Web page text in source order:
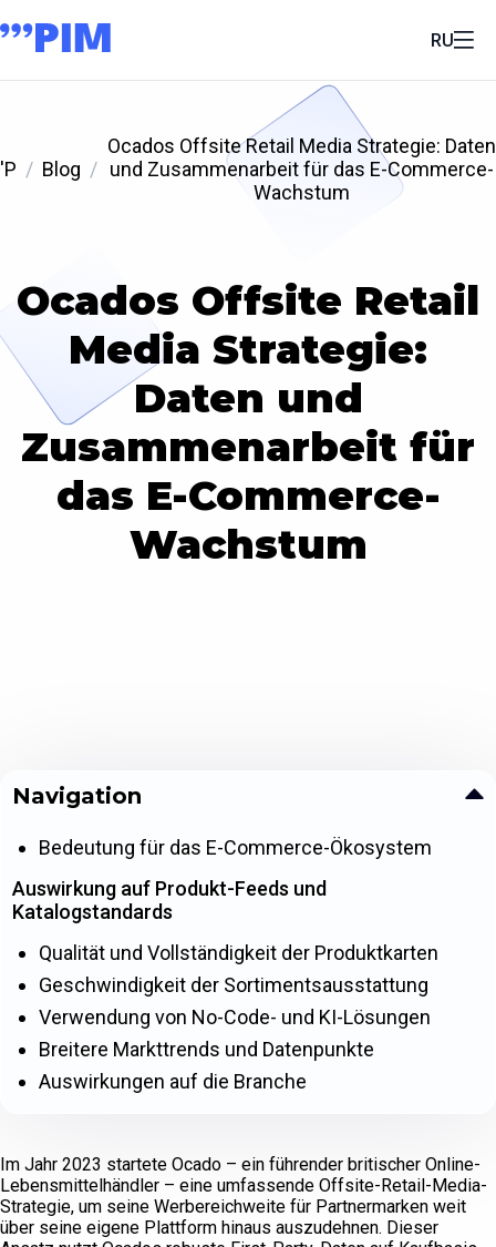
RU
'P Blog
Ocados Offsite Retail Media Strategie: Daten
und Zusammenarbeit für das E-Commerce-
Wachstum
Ocados Offsite Retail
Media Strategie:
Daten und
Zusammenarbeit für
das E-Commerce-
Wachstum
Im Jahr 2023 startete Ocado – ein führender britischer Online-
Lebensmittelhändler – eine umfassende Offsite-Retail-Media-
Strategie, um seine Werbereichweite für Partnermarken weit
über seine eigene Plattform hinaus auszudehnen. Dieser
Navigation
Bedeutung für das E-Commerce-Ökosystem
Auswirkung auf Produkt-Feeds und
Katalogstandards
Qualität und Vollständigkeit der Produktkarten
Geschwindigkeit der Sortimentsausstattung
Verwendung von No-Code- und KI-Lösungen
Breitere Markttrends und Datenpunkte
Auswirkungen auf die Branche